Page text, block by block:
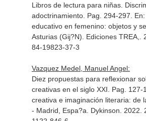
Libros de lectura para niñas.
adoctrinamiento. Pag. 294-297.
educativo en femenino: objetos y
Asturias (Gij?N). Ediciones TREA,.
84-19823-37-3
Vazquez Medel, Manuel Angel:
Diez propuestas para reflexionar
creativas en el siglo XXI. Pag. 127-
creativa e imaginación literaria: de
- Madrid, Espa?a. Dykinson. 2022.